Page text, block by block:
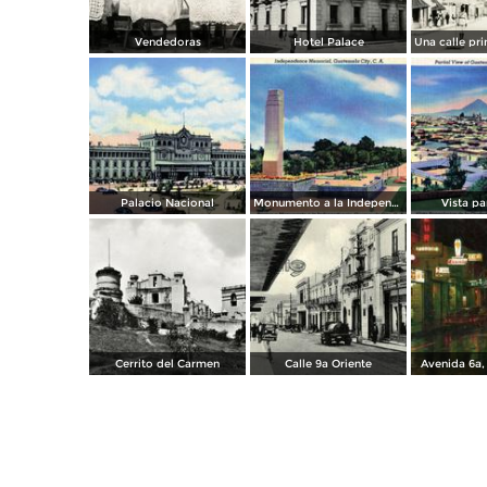
Vendedoras Hotel Palace
Palacio Nacional Monumento a la Independencia Vista
Cerrito del Carmen Calle 9a Oriente Avenida